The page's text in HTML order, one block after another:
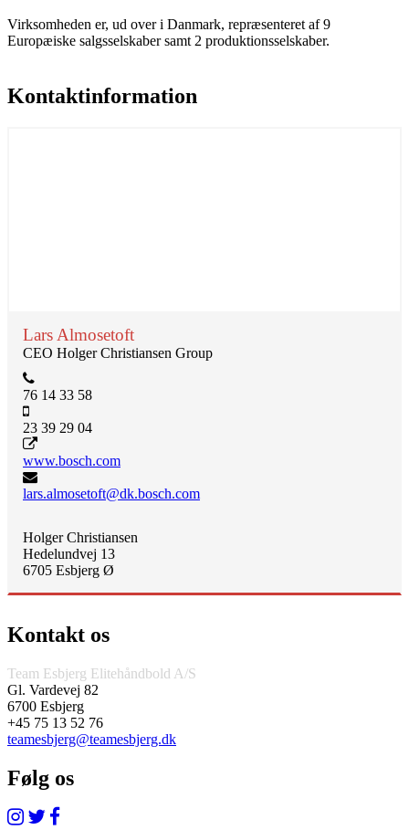
Virksomheden er, ud over i Danmark, repræsenteret af 9
Europæiske salgsselskaber samt 2 produktionsselskaber.
Kontaktinformation
Lars Almosetoft
CEO Holger Christiansen Group
76 14 33 58
23 39 29 04
www.bosch.com
lars.almosetoft@dk.bosch.com
Holger Christiansen
Hedelundvej 13
6705 Esbjerg Ø
Kontakt os
Team Esbjerg Elitehåndbold A/S
Gl. Vardevej 82
6700 Esbjerg
+45 75 13 52 76
teamesbjerg@teamesbjerg.dk
Følg os